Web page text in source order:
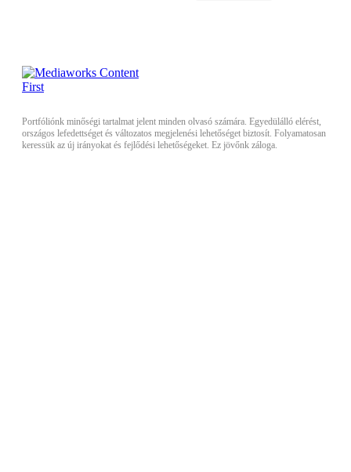
Portfóliónk minőségi tartalmat jelent minden olvasó számára. Egyedülálló elérést,
országos lefedettséget és változatos megjelenési lehetőséget biztosít. Folyamatosan
keressük az új irányokat és fejlődési lehetőségeket. Ez jövőnk záloga.